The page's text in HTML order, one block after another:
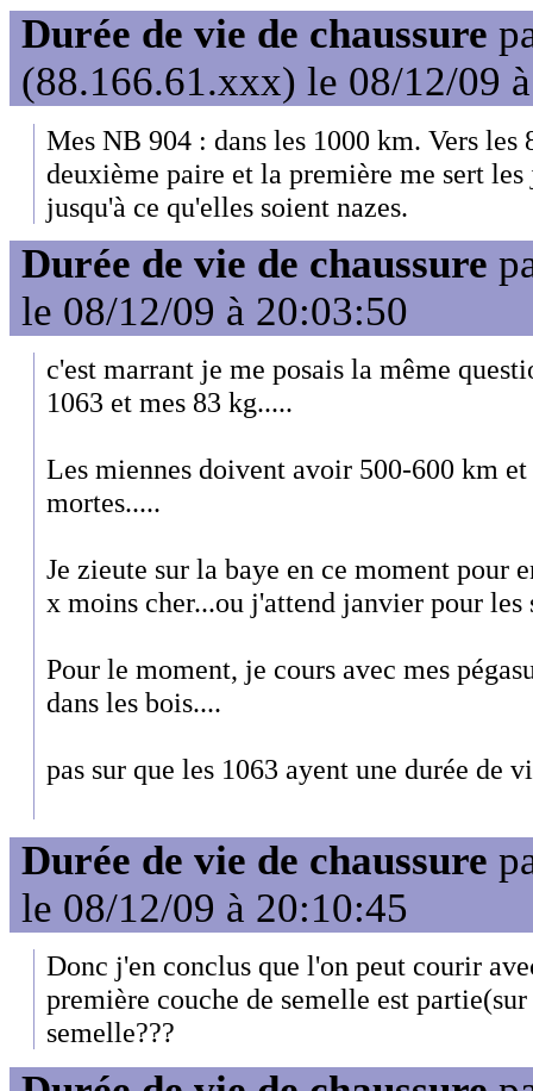
Durée de vie de chaussure
(88.166.61.xxx) le 08/12/09
Mes NB 904 : dans les 1000 km. Vers les
deuxième paire et la première me sert
jusqu'à ce qu'elles soient nazes.
Durée de vie de chaussure
le 08/12/09 à 20:03:50
c'est marrant je me posais la même
1063 et mes 83 kg.....
Les miennes doivent avoir 500-600 km
mortes.....
Je zieute sur la baye en ce moment pour
x moins cher...ou j'attend janvier pour les
Pour le moment, je cours avec mes
dans les bois....
pas sur que les 1063 ayent une durée de
Durée de vie de chaussure
le 08/12/09 à 20:10:45
Donc j'en conclus que l'on peut courir
première couche de semelle est
semelle???